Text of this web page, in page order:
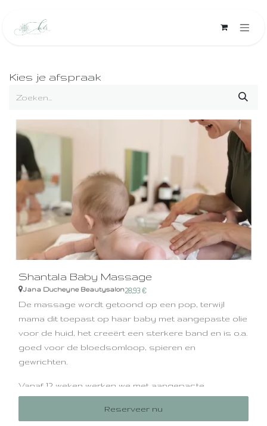
Kies je afspraak
Shantala Baby Massage
Jana Ducheyne Beautysalon28,93€
De massage wordt getoond op een pop, terwijl
mama dit toepast op haar baby met aangepaste olie
voor de huid, het creeërt een sterkere band en is o.a.
goed voor de bloedsomloop, spieren en
gewrichten.
Vanaf 12 weken werken we met aangepaste
etherische olie in de dragerolie.
Reserveer nu